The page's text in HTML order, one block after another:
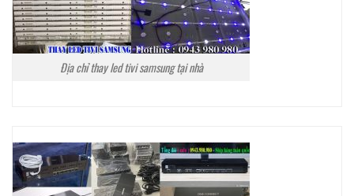
Địa chỉ thay led tivi samsung tại nhà